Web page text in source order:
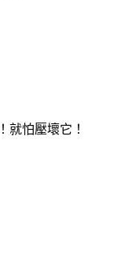
就怕壓壞它！